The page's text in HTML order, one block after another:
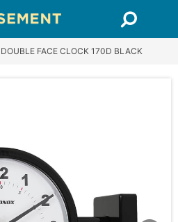
DOUBLE FACE CLOCK 170D BLACK